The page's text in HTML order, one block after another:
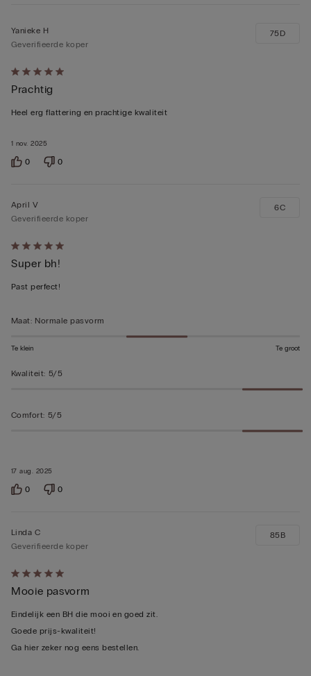
5
op
5
1 nov. 2025
Yanieke H
Geverifieerde koper
Prachtig
Heel erg flattering en prachtige kwaliteit
75D
0 0
5
op
5
17 aug. 2025
April V
Geverifieerde koper
Super bh!
Past perfect!
6C
Maat: Normale pasvorm
Te klein Te groot
Kwaliteit: 5/5
Comfort: 5/5
0 0
5
op
5
beoordeeld
Linda C
Geverifieerde koper
Mooie pasvorm
Eindelijk een BH die mooi en goed zit.
Goede prijs-kwaliteit!
Ga hier zeker nog eens bestellen.
85B